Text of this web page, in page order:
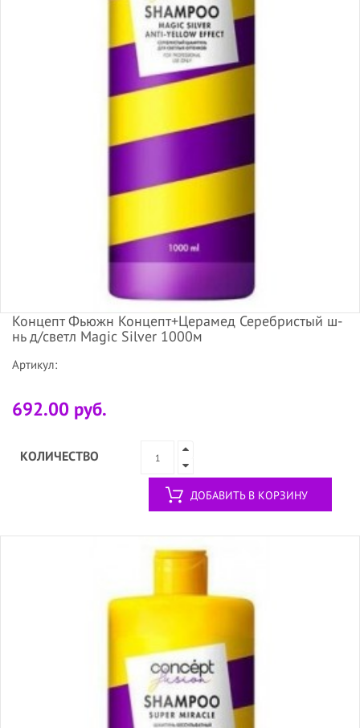
Концепт Фьюжн Концепт+Церамед Серебристый ш-
нь д/светл Magic Silver 1000м
Артикул:
692.00 руб.
КОЛИЧЕСТВО
ДОБАВИТЬ В КОРЗИНУ